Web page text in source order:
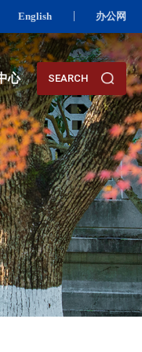
校友
国际交流 学生风